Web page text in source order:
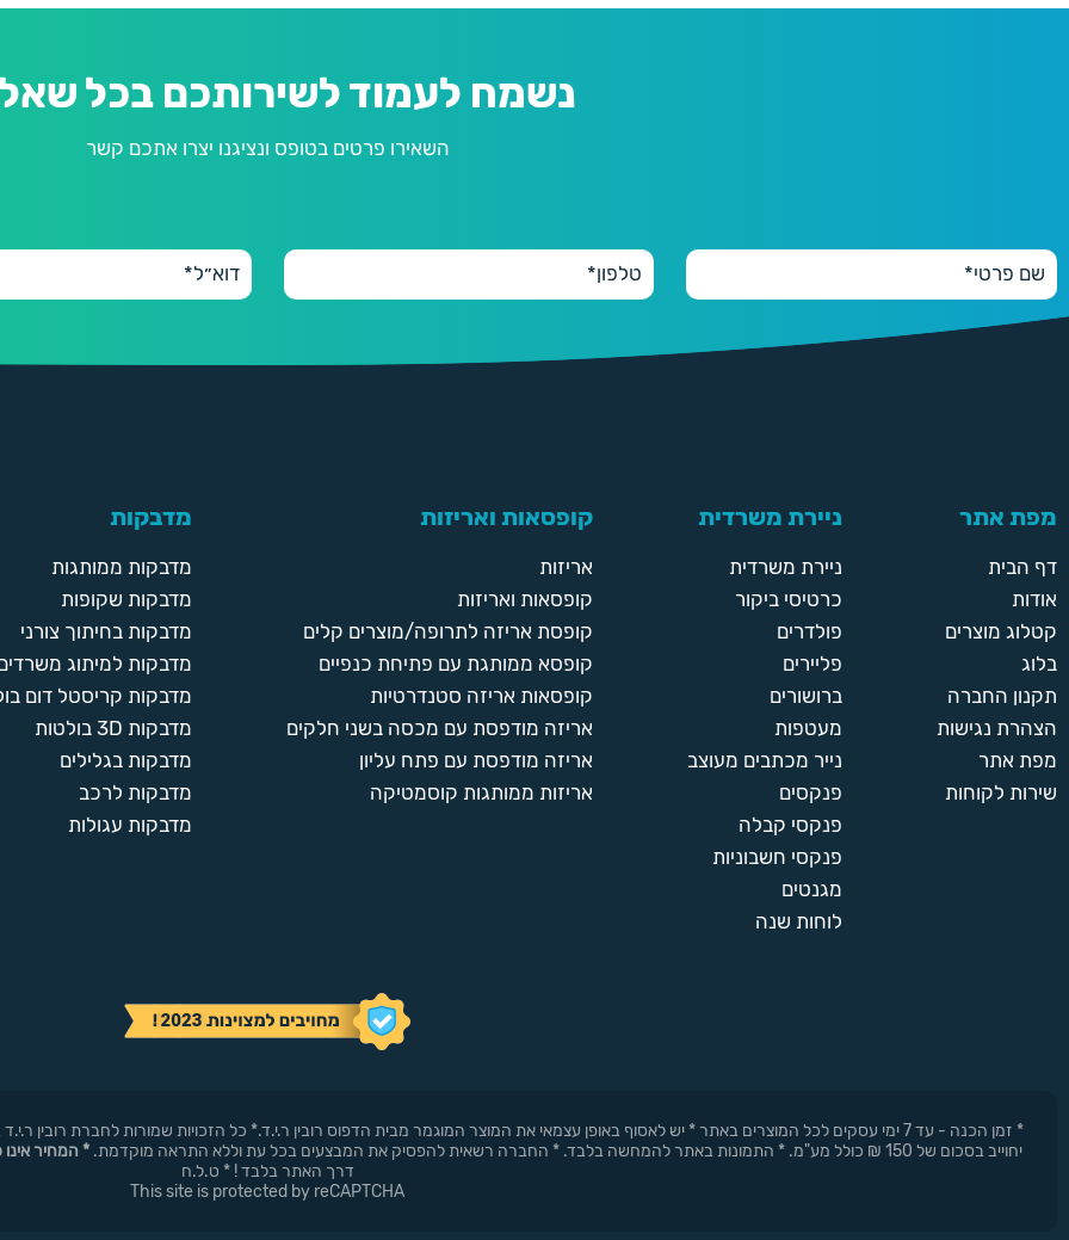
נשמח לעמוד לשירותכם בכל
השאירו פרטים בטופס ונציגנו יצרו אתכם קשר
מפת אתר
דף הבית
אודות
קטלוג מוצרים
בלוג
תקנון החברה
הצהרת נגישות
מפת אתר
שירות לקוחות
ניירת משרדית
ניירת משרדית
כרטיסי ביקור
פולדרים
פליירים
ברושורים
מעטפות
נייר מכתבים מעוצב
פנקסים
פנקסי קבלה
פנקסי חשבוניות
מגנטים
לוחות שנה
קופסאות ואריזות
אריזות
קופסאות ואריזות
קופסת אריזה לתרופה/מוצרים קלים
קופסא ממותגת עם פתיחת כנפיים
קופסאות אריזה סטנדרטיות
אריזה מודפסת עם מכסה בשני חלקים
אריזה מודפסת עם פתח עליון
אריזות ממותגות קוסמטיקה
מדבקות
מדבקות ממותגות
מדבקות שקופות
מדבקות בחיתוך צורני
מדבקות למיתוג
מדבקות קריסטל דום
מדבקות 3D בולטות
מדבקות בגלילים
מדבקות לרכב
מדבקות עגולות
* זמן הכנה - עד 7 ימי עסקים לכל המוצרים באתר * יש לאסוף באופן עצמאי את המוצר המוגמר מבית הדפוס רובין ר.י.ד.* כל הזכויות שמורות לחברת
יחוייב בסכום של 150 ₪ כולל מע"מ. * התמונות באתר להמחשה בלבד. * החברה רשאית להפסיק את המבצעים בכל עת וללא התראה מוקדמת.
* המחיר
דרך האתר בלבד ! * ט.ל.ח
This site is protected by reCAPTCHA